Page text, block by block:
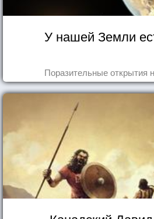
У нашей Земли
Поразительные открытия